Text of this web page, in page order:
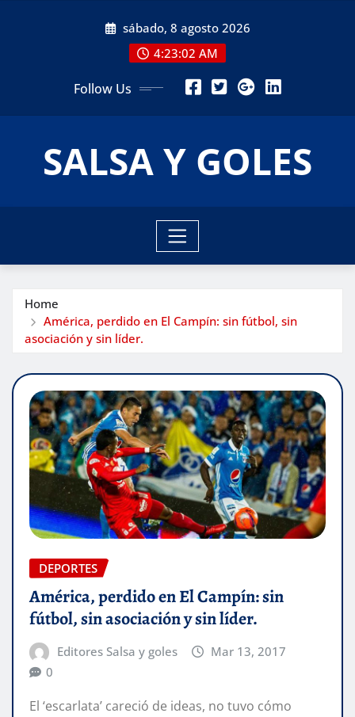
sábado, 8 agosto 2026
4:23:04 AM
Follow Us
SALSA Y GOLES
Home
América, perdido en El Campín: sin fútbol, sin
asociación y sin líder.
DEPORTES
América, perdido en El Campín: sin
fútbol, sin asociación y sin líder.
Editores Salsa y goles
Mar 13, 2017
0
El ‘escarlata’ careció de ideas, no tuvo cómo